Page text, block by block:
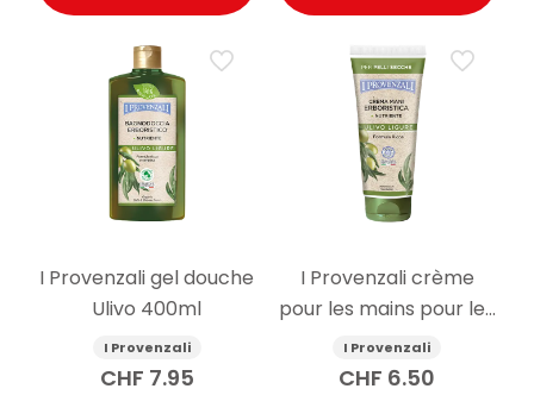
I Provenzali gel douche
Ulivo 400ml
I Provenzali
CHF 7.95
I Provenzali crème
pour les mains pour les
peaux sensibles Olive
75ml
I Provenzali
CHF 6.50